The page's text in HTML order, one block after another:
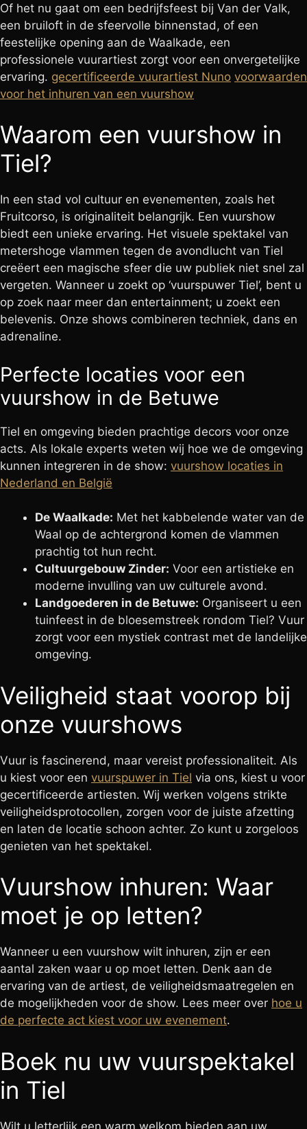
Of het nu gaat om een bedrijfsfeest bij Van der Valk,
een bruiloft in de sfeervolle binnenstad, of een
feestelijke opening aan de Waalkade, een
professionele vuurartiest zorgt voor een onvergetelijke
ervaring. gecertificeerde vuurartiest Nuno voorwaarden
voor het inhuren van een vuurshow
Waarom een vuurshow in
Tiel?
In een stad vol cultuur en evenementen, zoals het
Fruitcorso, is originaliteit belangrijk. Een vuurshow
biedt een unieke ervaring. Het visuele spektakel van
metershoge vlammen tegen de avondlucht van Tiel
creëert een magische sfeer die uw publiek niet snel zal
vergeten. Wanneer u zoekt op ‘vuurspuwer Tiel’, bent u
op zoek naar meer dan entertainment; u zoekt een
belevenis. Onze shows combineren techniek, dans en
adrenaline.
Perfecte locaties voor een
vuurshow in de Betuwe
Tiel en omgeving bieden prachtige decors voor onze
acts. Als lokale experts weten wij hoe we de omgeving
kunnen integreren in de show: vuurshow locaties in
Nederland en België
De Waalkade: Met het kabbelende water van de
Waal op de achtergrond komen de vlammen
prachtig tot hun recht.
Cultuurgebouw Zinder: Voor een artistieke en
moderne invulling van uw culturele avond.
Landgoederen in de Betuwe: Organiseert u een
tuinfeest in de bloesemstreek rondom Tiel? Vuur
zorgt voor een mystiek contrast met de landelijke
omgeving.
Veiligheid staat voorop bij
onze vuurshows
Vuur is fascinerend, maar vereist professionaliteit. Als
u kiest voor een vuurspuwer in Tiel via ons, kiest u voor
gecertificeerde artiesten. Wij werken volgens strikte
veiligheidsprotocollen, zorgen voor de juiste afzetting
en laten de locatie schoon achter. Zo kunt u zorgeloos
genieten van het spektakel.
Vuurshow inhuren: Waar
moet je op letten?
Wanneer u een vuurshow wilt inhuren, zijn er een
aantal zaken waar u op moet letten. Denk aan de
ervaring van de artiest, de veiligheidsmaatregelen en
de mogelijkheden voor de show. Lees meer over hoe u
de perfecte act kiest voor uw evenement.
Boek nu uw vuurspektakel
in Tiel
Wilt u letterlijk een warm welkom bieden aan uw